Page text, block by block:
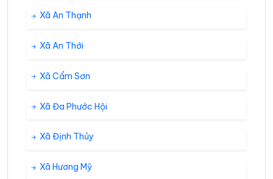
Xã An Thạnh
Xã An Thới
Xã Cẩm Sơn
Xã Đa Phước Hội
Xã Định Thủy
Xã Hương Mỹ